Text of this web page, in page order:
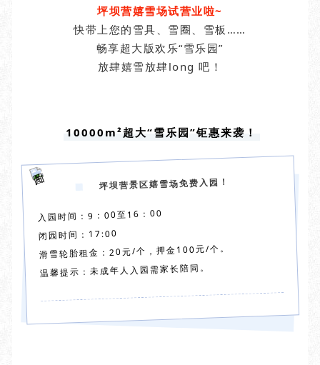
坪坝营嬉雪场试营业啦~
快带上您的雪具、雪圈、雪板……
畅享超大版欢乐“雪乐园”
放肆嬉雪放肆long 吧！
10000m²超大“雪乐园”钜惠来袭！
坪坝营景区嬉雪场免费入园！
入园时间：9：00至16：00
闭园时间：17:00
滑雪轮胎租金：20元/个，押金100元/个。
温馨提示：未成年人入园需家长陪同。